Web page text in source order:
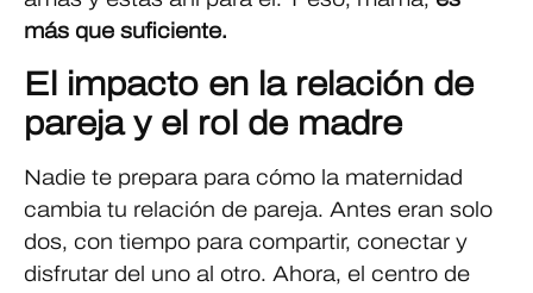
más que suficiente.
El impacto en la relación de
pareja y el rol de madre
Nadie te prepara para cómo la maternidad
cambia tu relación de pareja. Antes eran solo
dos, con tiempo para compartir, conectar y
disfrutar del uno al otro. Ahora, el centro de